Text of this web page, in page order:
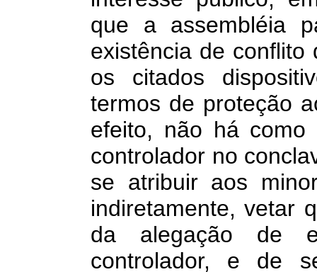
que a assembléia
existência de
os citados
termos de proteção
efeito, não há
controlador no
se atribuir aos
indiretamente, vetar
da alegação de
controlador, e de